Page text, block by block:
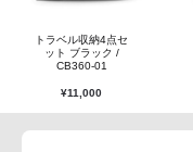
トラベル収納4点セ
ット ブラック /
CB360-01
¥11,000